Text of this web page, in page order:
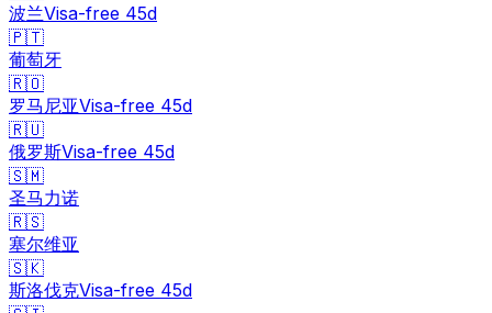
波兰Visa-free 45d
🇵🇹
葡萄牙
🇷🇴
罗马尼亚Visa-free 45d
🇷🇺
俄罗斯Visa-free 45d
🇸🇲
圣马力诺
🇷🇸
塞尔维亚
🇸🇰
斯洛伐克Visa-free 45d